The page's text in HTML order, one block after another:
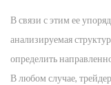
В связи с этим ее
анализируемая
определить
В любом случае,